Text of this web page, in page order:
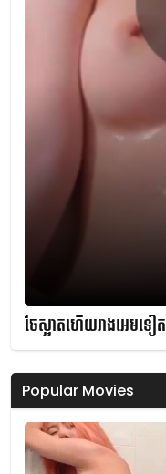
ចែស្អាតហើយរាងអេមទៀត
Popular Movies